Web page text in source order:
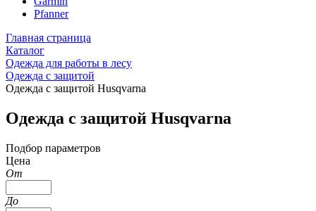
Pfanner
Главная страница
Каталог
Одежда для работы в лесу
Одежда с защитой
Одежда с защитой Husqvarna
Одежда с защитой Husqvarna
Подбор параметров
Цена
От
До